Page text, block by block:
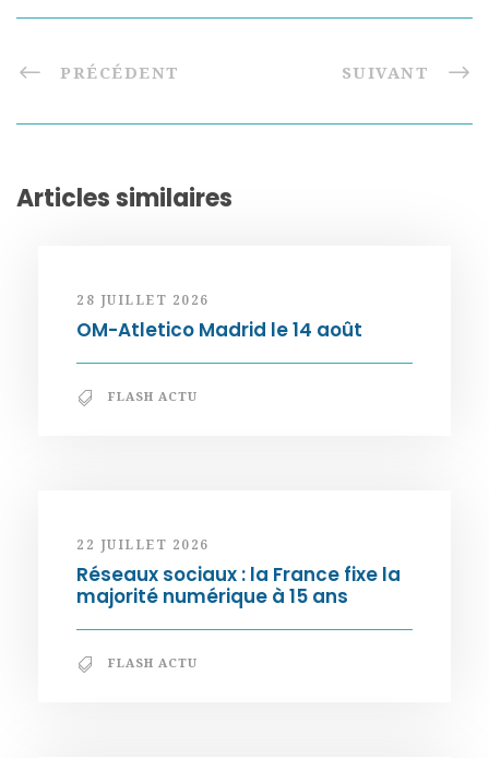
PRÉCÉDENT SUIVANT
Articles similaires
28 JUILLET 2026
OM-Atletico Madrid le 14 août
FLASH ACTU
22 JUILLET 2026
Réseaux sociaux : la France fixe la
majorité numérique à 15 ans
FLASH ACTU